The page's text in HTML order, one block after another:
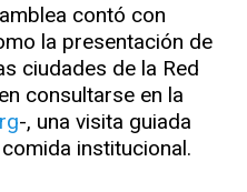
contó con
la presentación de
ciudades de la Red
consultarse en la
-, una visita guiada
institucional.